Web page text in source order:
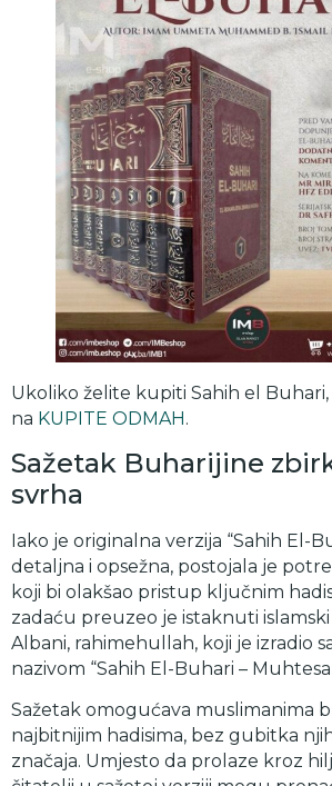
Ukoliko želite kupiti Sahih el
na KUPITE ODMAH .
Sažetak Buharijine
svrha
Iako je originalna verzija “Sahih El-
detaljna i opsežna, postojala je
koji bi olakšao pristup ključnim
zadaću preuzeo je istaknuti
Albani, rahimehullah, koji je izradio
nazivom “Sahih El-Buhari –
Sažetak omogućava muslimanima
najbitnijim hadisima, bez gubitka
značaja. Umjesto da prolaze kroz